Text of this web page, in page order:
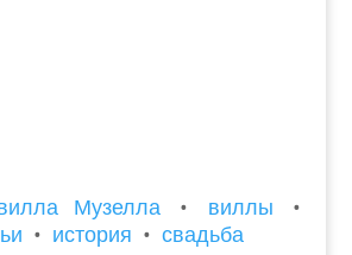
Музелла • виллы
•
• история • свадьба